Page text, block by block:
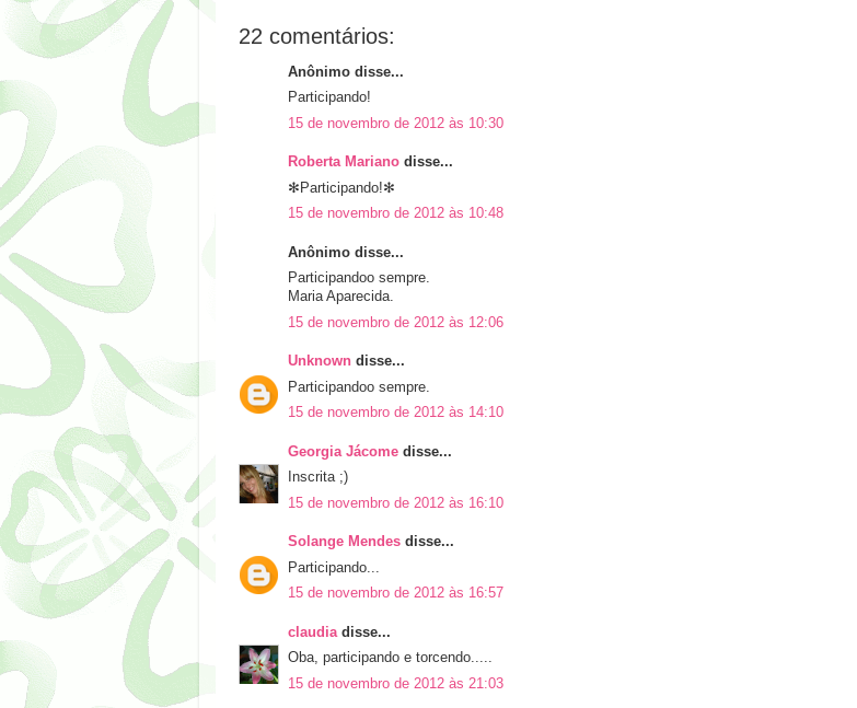
22 comentários:
Anônimo disse...
Participando!
15 de novembro de 2012 às 10:30
Roberta Mariano disse...
✻Participando!✻
15 de novembro de 2012 às 10:48
Anônimo disse...
Participandoo sempre.
Maria Aparecida.
15 de novembro de 2012 às 12:06
Unknown disse...
Participandoo sempre.
15 de novembro de 2012 às 14:10
Georgia Jácome disse...
Inscrita ;)
15 de novembro de 2012 às 16:10
Solange Mendes disse...
Participando...
15 de novembro de 2012 às 16:57
claudiadisse...
Oba, participando e torcendo.....
15 de novembro de 2012 às 21:03